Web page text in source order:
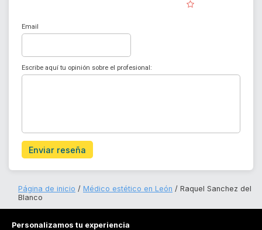
( )
Email
Escribe aquí tu opinión sobre el profesional:
Enviar reseña
Página de inicio Médico estético en León
Raquel Sanchez del
Blanco
Personalizamos tu experiencia